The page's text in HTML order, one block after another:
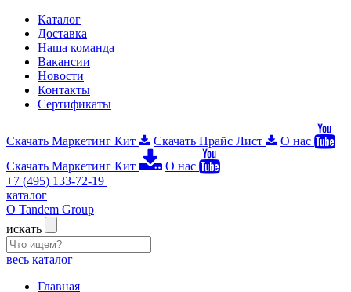
Каталог
Доставка
Наша команда
Вакансии
Новости
Контакты
Сертификаты
Скачать Маркетинг Кит Скачать Прайс Лист
О нас
Скачать Маркетинг Кит
О нас
+7 (495) 133-72-19
каталог
О Tandem Group
искать
весь каталог
Главная